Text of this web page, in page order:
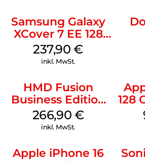
Samsung Galaxy
XCover 7 EE 128
GB Black
237,90€
inkl. MwSt.
HMD Fusion
Business Edition
256 GB Grey
266,90 €
inkl. MwSt.
128
Apple iPhone 16